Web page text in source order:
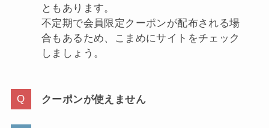
ともあります。
不定期で会員限定クーポンが配布される場
合もあるため、こまめにサイトをチェック
しましょう。
クーポンが使えません